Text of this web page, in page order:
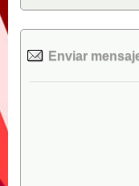
Enviar